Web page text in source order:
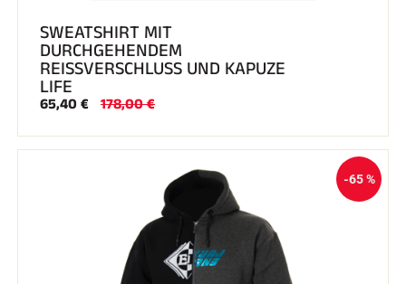
SWEATSHIRT MIT
DURCHGEHENDEM
REISSVERSCHLUSS UND KAPUZE
LIFE
65,40 € 178,00 €
-65 %